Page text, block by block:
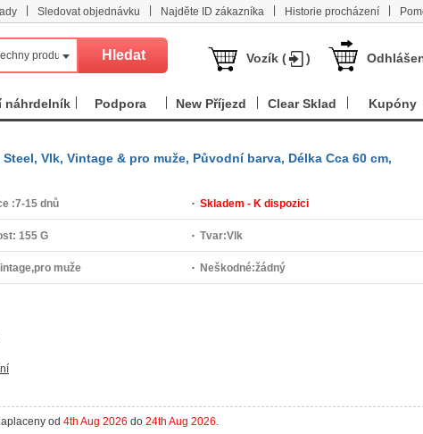
Sledovat objednávku Najděte ID zákazníka Historie procházení
produkt Vozík ( )
náhrdelník Podpora New Příjezd Clear Sklad Kupóny
Vlk, Vintage & pro muže, Původní barva, Délka Cca 60 cm,
:7-15 dnů Skladem - K dispozici
155 G Tvar:Vlk
muže Neškodné:žádný
od 4th Aug 2026 do 24th Aug 2026.